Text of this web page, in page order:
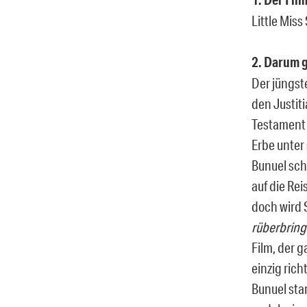
Little Miss
2. Darum
Der
den
Erbe
Bunuel
auf die
doch wird
Film, der
einzig
Bunuel